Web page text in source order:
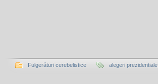
Fulgerături cerebelistice alegeri prezidentiale